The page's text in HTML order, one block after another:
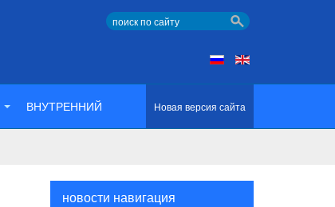
Новая версия сайта
ВНУТРЕННИЙ
новости навигация